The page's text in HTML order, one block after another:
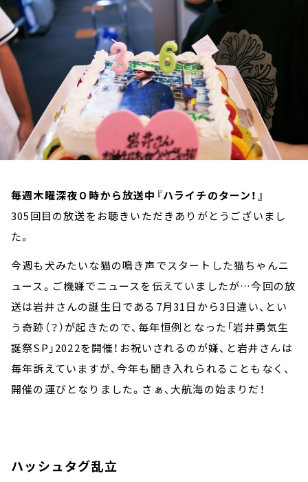
会社情報
毎週木曜深夜０時から放送中『ハライチのターン！』
305回目の放送をお聴きいただきありがとうございまし
た。
今週も犬みたいな猫の鳴き声でスタートした猫ちゃんニ
ュース。ご機嫌でニュースを伝えていましたが…今回の放
送は岩井さんの誕生日である7月31日から3日違い、とい
う奇跡（？）が起きたので、毎年恒例となった「岩井勇気生
誕祭SP」2022を開催！お祝いされるのが嫌、と岩井さんは
毎年訴えていますが、今年も聞き入れられることもなく、
開催の運びとなりました。さぁ、大航海の始まりだ！
ハッシュタグ乱立